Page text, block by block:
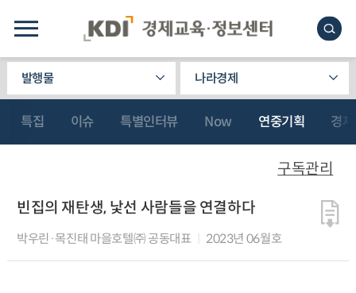
발행물 나라경제
특집 이슈 특별인터뷰 Now 연중기획 경
빈집의 재탄생, 낯선 사람들을 연결하다
박우린·목진태 마을호텔㈜ 공동대표 2023년 06월호
구독관리